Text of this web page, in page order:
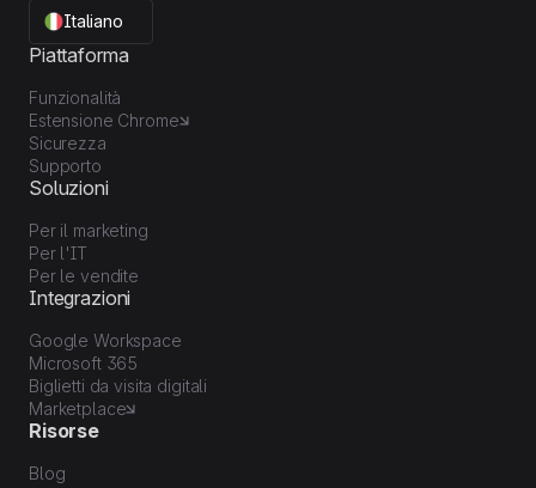
Italiano
Piattaforma
Funzionalità
Estensione Chrome
Sicurezza
Supporto
Soluzioni
Per il marketing
Per l'IT
Per le vendite
Integrazioni
Google Workspace
Microsoft 365
Biglietti da visita digitali
Marketplace
Risorse
Blog